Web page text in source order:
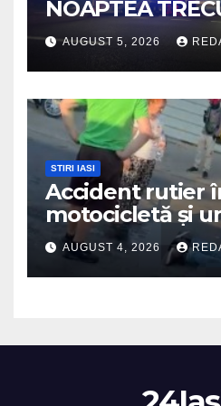
NOAPTEA
de 60 de ani,
dubiță
AUGUST 5, 2026
STIRI IASI
Accident rutier
motocicletă și
soldat cu un
AUGUST 4, 2026